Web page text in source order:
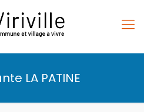
LA PATINE